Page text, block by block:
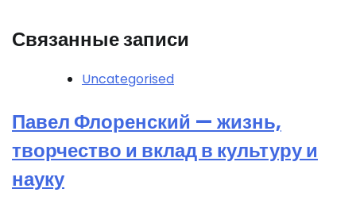
Связанные записи
Uncategorised
Павел Флоренский — жизнь,
творчество и вклад в культуру и
науку